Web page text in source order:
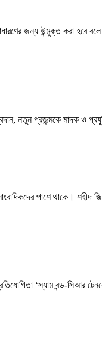
জন্য উন্মুক্ত করা
নতুন প্রজন্মকে মাদক
পাশে থাকে। শহীদ
‘স্যাম বন্ড-সিআর